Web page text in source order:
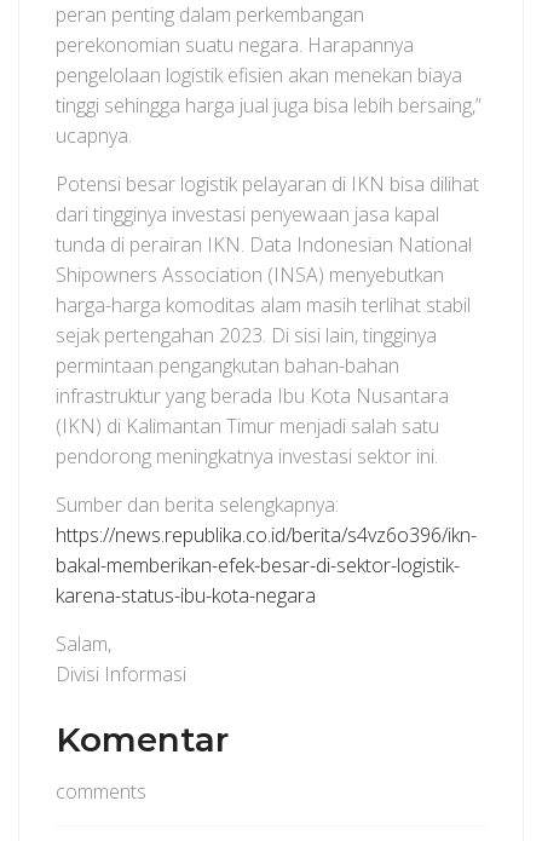
peran penting dalam perkembangan
perekonomian suatu negara. Harapannya
pengelolaan logistik efisien akan menekan biaya
tinggi sehingga harga jual juga bisa lebih bersaing,”
ucapnya.
Potensi besar logistik pelayaran di IKN bisa dilihat
dari tingginya investasi penyewaan jasa kapal
tunda di perairan IKN. Data Indonesian National
Shipowners Association (INSA) menyebutkan
harga-harga komoditas alam masih terlihat stabil
sejak pertengahan 2023. Di sisi lain, tingginya
permintaan pengangkutan bahan-bahan
infrastruktur yang berada Ibu Kota Nusantara
(IKN) di Kalimantan Timur menjadi salah satu
pendorong meningkatnya investasi sektor ini.
Sumber dan berita selengkapnya:
https://news.republika.co.id/berita/s4vz6o396/ikn-
bakal-memberikan-efek-besar-di-sektor-logistik-
karena-status-ibu-kota-negara
Salam,
Divisi Informasi
Komentar
comments